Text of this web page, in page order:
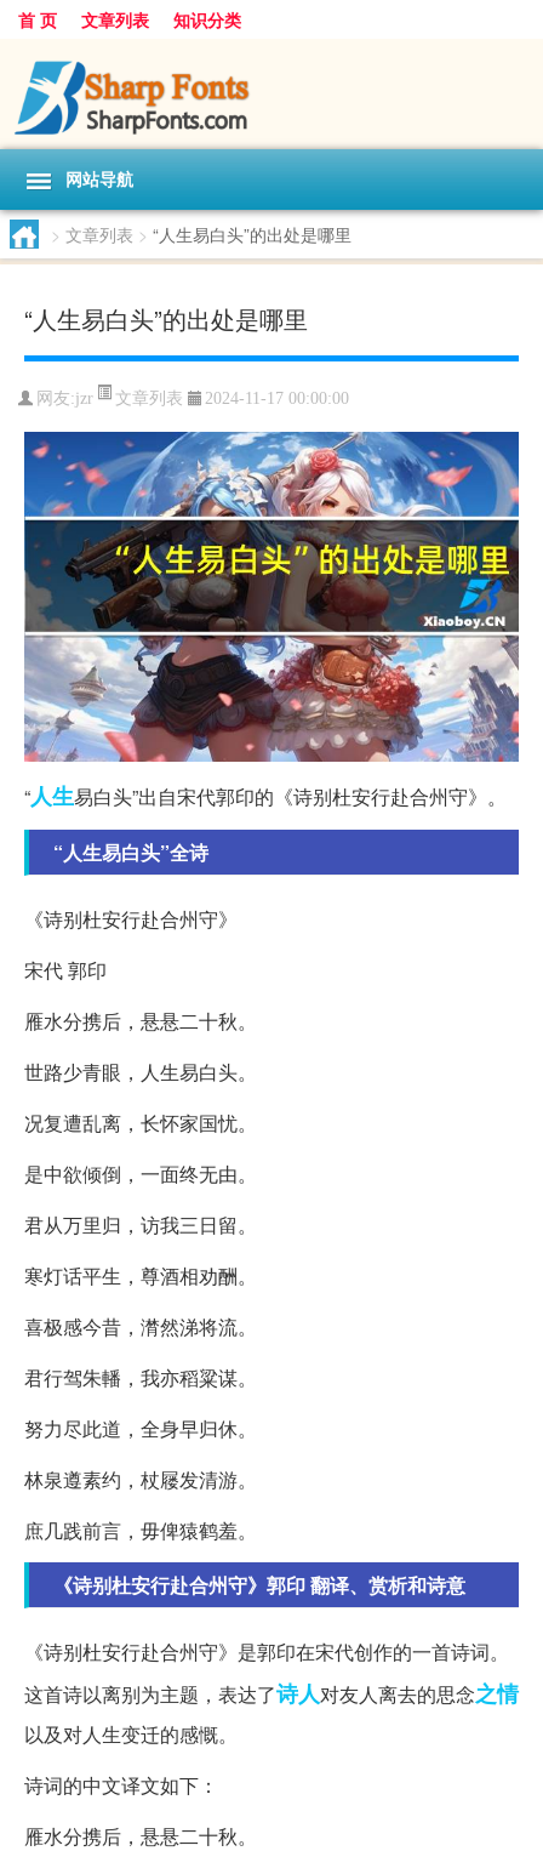
首 页 文章列表 知识分类
网站导航
> 文章列表 > “人生易白头”的出处是哪里
“人生易白头”的出处是哪里
网友:jzr 文章列表 2024-11-17 00:00:00
“人生易白头”出自宋代郭印的《诗别杜安行赴合州守》。
“人生易白头”全诗
《诗别杜安行赴合州守》
宋代 郭印
雁水分携后，悬悬二十秋。
世路少青眼，人生易白头。
况复遭乱离，长怀家国忧。
是中欲倾倒，一面终无由。
君从万里归，访我三日留。
寒灯话平生，尊酒相劝酬。
喜极感今昔，潸然涕将流。
君行驾朱轓，我亦稻粱谋。
努力尽此道，全身早归休。
林泉遵素约，杖屦发清游。
庶几践前言，毋俾猿鹤羞。
《诗别杜安行赴合州守》郭印 翻译、赏析和诗意
《诗别杜安行赴合州守》是郭印在宋代创作的一首诗词。
这首诗以离别为主题，表达了诗人对友人离去的思念之情
以及对人生变迁的感慨。
诗词的中文译文如下：
雁水分携后，悬悬二十秋。